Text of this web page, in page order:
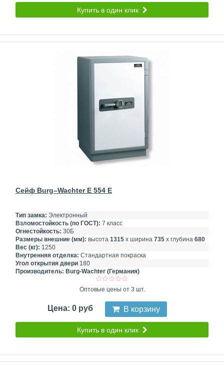
Купить в один клик
Сейф Burg–Wachter E 554 E
Тип замка: Электронный
Взломостойкость (по ГОСТ): 7 класс
Огнестойкость: 30Б
Размеры внешние (мм): высота 1315 х ширина 735 х глубина 680
Вес (кг): 1250
Внутренняя отделка: Стандартная покраска
Угол открытия двери 180
Производитель: Burg-Wachter (Германия)
Оптовые цены от 3 шт.
Цена: 0 руб В корзину
Купить в один клик